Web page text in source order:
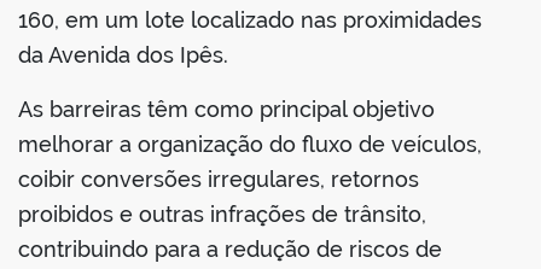
160, em um lote localizado nas proximidades
da Avenida dos Ipês.
As barreiras têm como principal objetivo
melhorar a organização do fluxo de veículos,
coibir conversões irregulares, retornos
proibidos e outras infrações de trânsito,
contribuindo para a redução de riscos de